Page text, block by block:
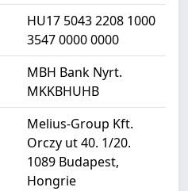
HU17 5043 2208 1000
3547 0000 0000
MBH Bank Nyrt.
MKKBHUHB
Melius-Group Kft.
Orczy ut 40. 1/20.
1089 Budapest,
Hongrie